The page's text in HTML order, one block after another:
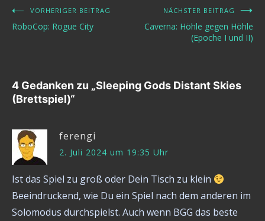
Beitragsnavigation
VORHERIGER BEITRAG
RoboCop: Rogue City
NÄCHSTER BEITRAG
Caverna: Höhle gegen Höhle
(Epoche I und II)
4 Gedanken zu „Sleeping Gods Distant Skies
(Brettspiel)“
ferengi
2. Juli 2024 um 19:35 Uhr
Ist das Spiel zu groß oder Dein Tisch zu klein
Beeindruckend, wie Du ein Spiel nach dem anderen im
Solomodus durchspielst. Auch wenn BGG das beste